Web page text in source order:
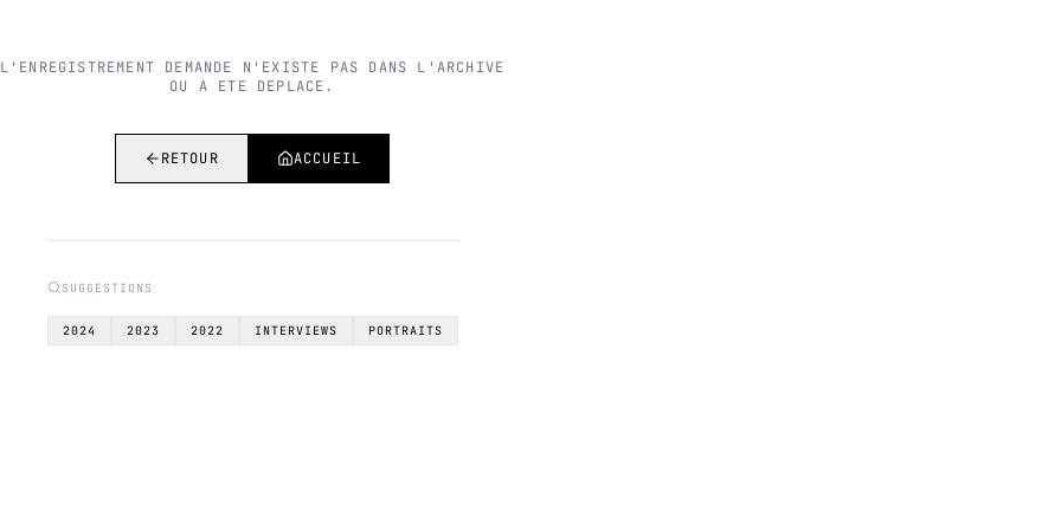
L'ENREGISTREMENT DEMANDE N'EXISTE PAS DANS L'ARCHIVE
OU A ETE DEPLACE.
RETOUR ACCUEIL
SUGGESTIONS
2024 2023 2022 INTERVIEWS PORTRAITS